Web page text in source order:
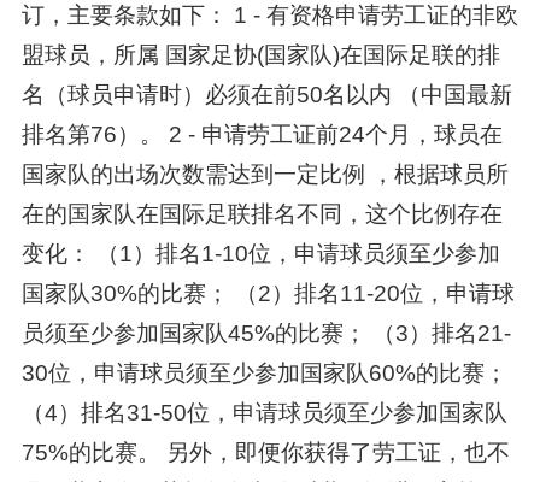
订，主要条款如下： 1 - 有资格申请劳工证的非欧
盟球员，所属 国家足协(国家队)在国际足联的排
名（球员申请时）必须在前50名以内 （中国最新
排名第76）。 2 - 申请劳工证前24个月，球员在
国家队的出场次数需达到一定比例 ，根据球员所
在的国家队在国际足联排名不同，这个比例存在
变化： （1）排名1-10位，申请球员须至少参加
国家队30%的比赛； （2）排名11-20位，申请球
员须至少参加国家队45%的比赛； （3）排名21-
30位，申请球员须至少参加国家队60%的比赛；
（4）排名31-50位，申请球员须至少参加国家队
75%的比赛。 另外，即便你获得了劳工证，也不